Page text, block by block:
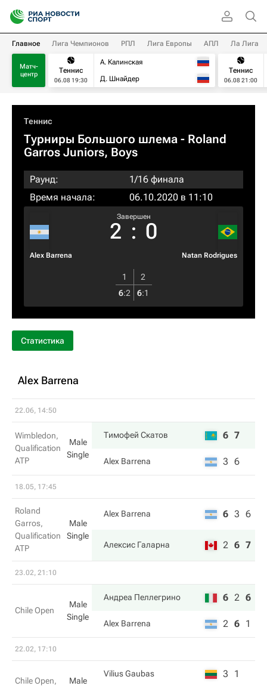
Главное Лига Чемпионов РПЛ Лига Европы АПЛ Ла Лига
Матч-
центр
Теннис
06.08 19:30
А. Калинская
Д. Шнайдер
Теннис
06.08 21:00
Теннис
Турниры Большого шлема - Roland
Garros Juniors, Boys
Раунд:
1/16 финала
Время начала:
06.10.2020 в 11:10
Alex Barrena
Завершен
2 : 0
Natan Rodrigues
1
2
6:2 6:1
Статистика
Alex Barrena
22.06, 14:50
Wimbledon,
Qualification
ATP
Male
Single
Тимофей Скатов 6 7
Alex Barrena 3 6
18.05, 17:45
Roland
Garros,
Qualification
ATP
Male
Single
Alex Barrena 6 3 6
Алексис Галарна 2 6 7
23.02, 21:10
Chile Open
Male
Single
Андреа Пеллегрино 6 2 6
Alex Barrena 2 6 1
22.02, 17:10
Chile Open,
Male
Vilius Gaubas 3 1